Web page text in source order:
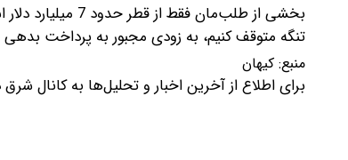
بخشی از طلب‌مان
تنگه متوقف کنیم، به زودی مجبور به پرداخت
منبع: کیهان
برای اطلاع از آخرین اخبار و تحلیل‌ها به کانال شرق